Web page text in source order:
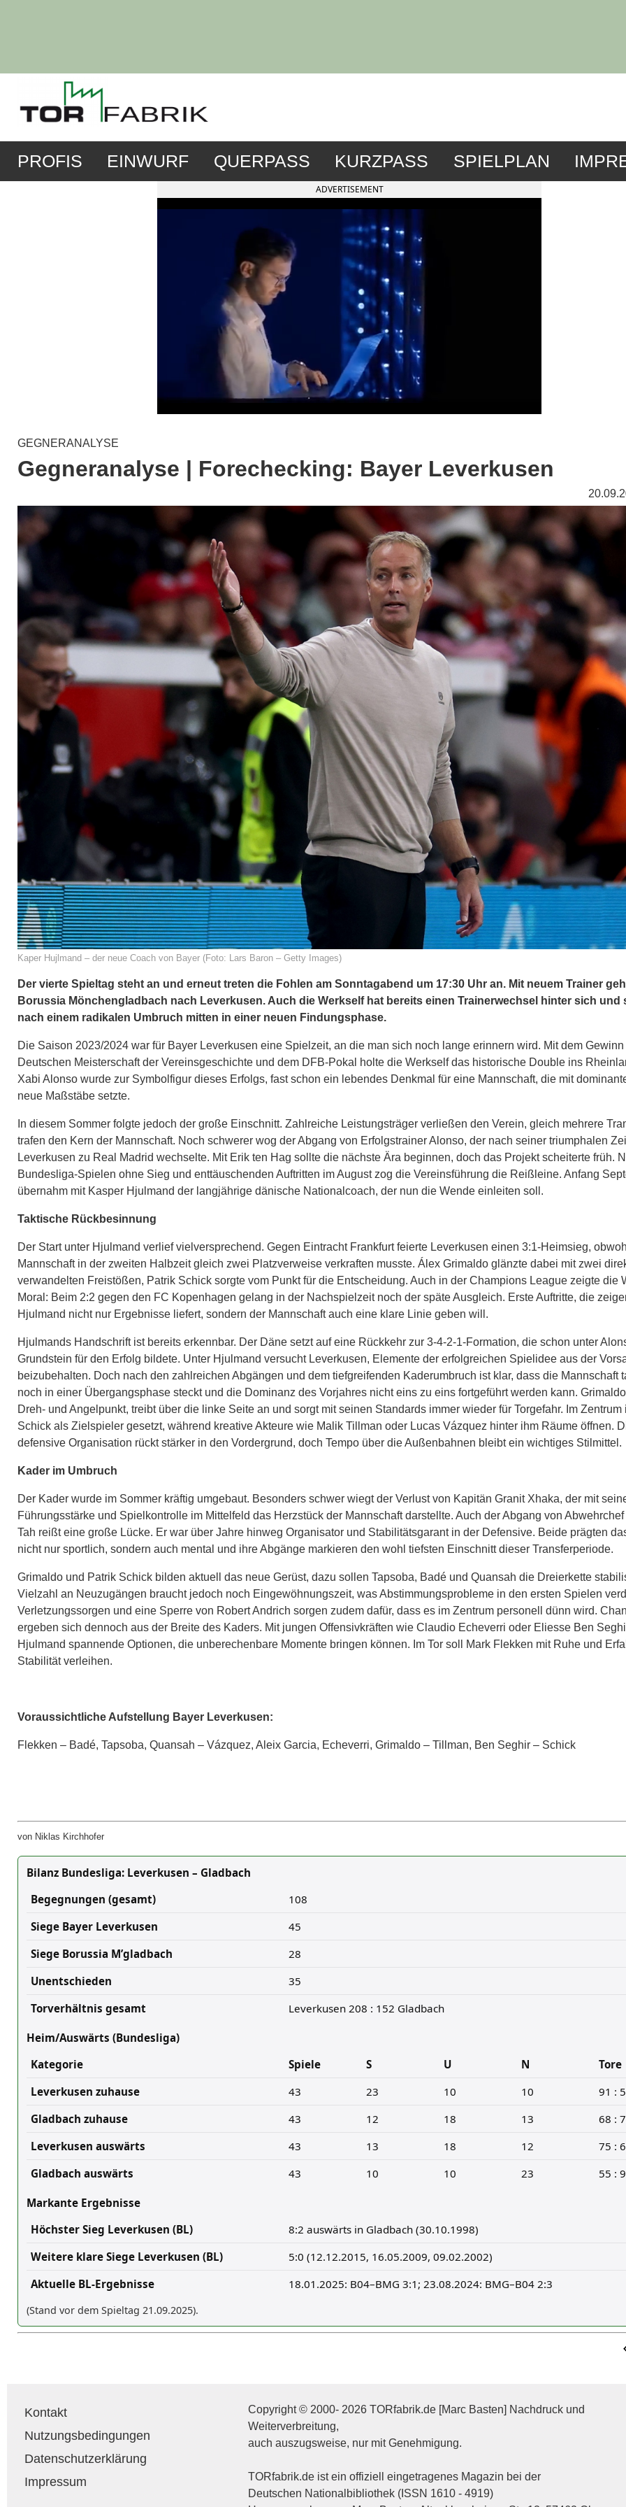
PROFIS EINWURF QUERPASS KURZPASS SPIELPLAN
ADVERTISEMENT
GEGNERANALYSE
Gegneranalyse | Forechecking: Bayer Leverkusen
Kaper Hujlmand – der neue Coach von Bayer (Foto: Lars Baron – Getty Images)
Der vierte Spieltag steht an und erneut treten die Fohlen am Sonntagabend um 17:30 Uhr an. Mit neuem Trainer
Borussia Mönchengladbach nach Leverkusen. Auch die Werkself hat bereits einen Trainerwechsel hinter sich und
nach einem radikalen Umbruch mitten in einer neuen Findungsphase.
Die Saison 2023/2024 war für Bayer Leverkusen eine Spielzeit, an die man sich noch lange erinnern wird. Mit dem Gewinn
Deutschen Meisterschaft der Vereinsgeschichte und dem DFB-Pokal holte die Werkself das historische Double ins
Xabi Alonso wurde zur Symbolfigur dieses Erfolgs, fast schon ein lebendes Denkmal für eine Mannschaft, die mit
neue Maßstäbe setzte.
In diesem Sommer folgte jedoch der große Einschnitt. Zahlreiche Leistungsträger verließen den Verein, gleich mehrere
trafen den Kern der Mannschaft. Noch schwerer wog der Abgang von Erfolgstrainer Alonso, der nach seiner triumphalen
Leverkusen zu Real Madrid wechselte. Mit Erik ten Hag sollte die nächste Ära beginnen, doch das Projekt scheiterte früh.
Bundesliga-Spielen ohne Sieg und enttäuschenden Auftritten im August zog die Vereinsführung die Reißleine. Anfang
übernahm mit Kasper Hjulmand der langjährige dänische Nationalcoach, der nun die Wende einleiten soll.
Taktische Rückbesinnung
Der Start unter Hjulmand verlief vielversprechend. Gegen Eintracht Frankfurt feierte Leverkusen einen 3:1-Heimsieg,
Mannschaft in der zweiten Halbzeit gleich zwei Platzverweise verkraften musste. Álex Grimaldo glänzte dabei mit zwei
verwandelten Freistößen, Patrik Schick sorgte vom Punkt für die Entscheidung. Auch in der Champions League zeigte die
Moral: Beim 2:2 gegen den FC Kopenhagen gelang in der Nachspielzeit noch der späte Ausgleich. Erste Auftritte, die
Hjulmand nicht nur Ergebnisse liefert, sondern der Mannschaft auch eine klare Linie geben will.
Hjulmands Handschrift ist bereits erkennbar. Der Däne setzt auf eine Rückkehr zur 3-4-2-1-Formation, die schon unter
Grundstein für den Erfolg bildete. Unter Hjulmand versucht Leverkusen, Elemente der erfolgreichen Spielidee aus der
beizubehalten. Doch nach den zahlreichen Abgängen und dem tiefgreifenden Kaderumbruch ist klar, dass die Mannschaft
noch in einer Übergangsphase steckt und die Dominanz des Vorjahres nicht eins zu eins fortgeführt werden kann.
Dreh- und Angelpunkt, treibt über die linke Seite an und sorgt mit seinen Standards immer wieder für Torgefahr. Im Zentrum
Schick als Zielspieler gesetzt, während kreative Akteure wie Malik Tillman oder Lucas Vázquez hinter ihm Räume öffnen.
defensive Organisation rückt stärker in den Vordergrund, doch Tempo über die Außenbahnen bleibt ein wichtiges Stilmittel.
Kader im Umbruch
Der Kader wurde im Sommer kräftig umgebaut. Besonders schwer wiegt der Verlust von Kapitän Granit Xhaka, der mit
Führungsstärke und Spielkontrolle im Mittelfeld das Herzstück der Mannschaft darstellte. Auch der Abgang von
Tah reißt eine große Lücke. Er war über Jahre hinweg Organisator und Stabilitätsgarant in der Defensive. Beide prägten
nicht nur sportlich, sondern auch mental und ihre Abgänge markieren den wohl tiefsten Einschnitt dieser Transferperiode.
Grimaldo und Patrik Schick bilden aktuell das neue Gerüst, dazu sollen Tapsoba, Badé und Quansah die Dreierkette
Vielzahl an Neuzugängen braucht jedoch noch Eingewöhnungszeit, was Abstimmungsprobleme in den ersten Spielen
Verletzungssorgen und eine Sperre von Robert Andrich sorgen zudem dafür, dass es im Zentrum personell dünn wird.
ergeben sich dennoch aus der Breite des Kaders. Mit jungen Offensivkräften wie Claudio Echeverri oder Eliesse Ben
Hjulmand spannende Optionen, die unberechenbare Momente bringen können. Im Tor soll Mark Flekken mit Ruhe und
Stabilität verleihen.
Voraussichtliche Aufstellung Bayer Leverkusen:
Flekken – Badé, Tapsoba, Quansah – Vázquez, Aleix Garcia, Echeverri, Grimaldo – Tillman, Ben Seghir – Schick
von Niklas Kirchhofer
Bilanz Bundesliga: Leverkusen – Gladbach
Begegnungen (gesamt)
108
Siege Bayer Leverkusen
45
Siege Borussia M’gladbach
28
Unentschieden
35
Torverhältnis gesamt
Leverkusen 208 : 152 Gladbach
Heim/Auswärts (Bundesliga)
Kategorie
Spiele S U N
Tore
Leverkusen zuhause
43 23 10 10
91 :
Gladbach zuhause
43 12 18 13
68 :
Leverkusen auswärts
43 13 18 12
75 :
Gladbach auswärts
43 10 10 23 55 :
Markante Ergebnisse
Höchster Sieg Leverkusen (BL)
8:2 auswärts in Gladbach (30.10.1998)
Weitere klare Siege Leverkusen (BL)
5:0 (12.12.2015, 16.05.2009, 09.02.2002)
Aktuelle BL-Ergebnisse
18.01.2025: B04–BMG 3:1; 23.08.2024: BMG–B04 2:3
(Stand vor dem Spieltag 21.09.2025).
Kontakt
Nutzungsbedingungen
Datenschutzerklärung
Impressum
Copyright © 2000- 2026 TORfabrik.de [Marc Basten] Nachdruck und
Weiterverbreitung,
auch auszugsweise, nur mit Genehmigung.
TORfabrik.de ist ein offiziell eingetragenes Magazin bei der
Deutschen Nationalbibliothek (ISSN 1610 - 4919)